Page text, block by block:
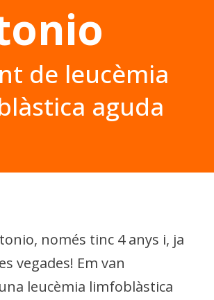
de leucèmia
aguda
només tinc 4 anys i, ja
vegades! Em van
leucèmia limfoblàstica